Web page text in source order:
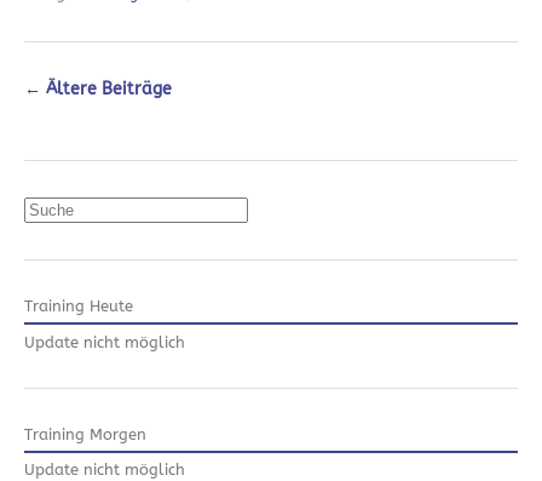
← Ältere Beiträge
Suchen
Training Heute
Update nicht möglich
Training Morgen
Update nicht möglich